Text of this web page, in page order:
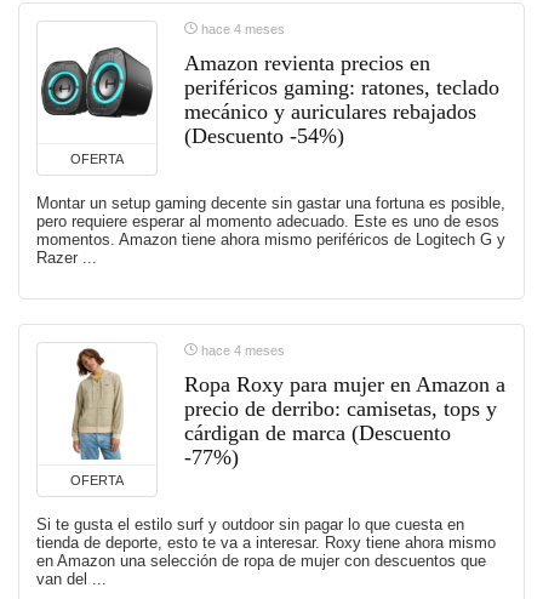
OFERTA
hace 4 meses
Amazon revienta precios en
periféricos gaming: ratones, teclado
mecánico y auriculares rebajados
(Descuento -54%)
Montar un setup gaming decente sin gastar una fortuna es posible,
pero requiere esperar al momento adecuado. Este es uno de esos
momentos. Amazon tiene ahora mismo periféricos de Logitech G y
Razer ...
OFERTA
hace 4 meses
Ropa Roxy para mujer en Amazon a
precio de derribo: camisetas, tops y
cárdigan de marca (Descuento
-77%)
Si te gusta el estilo surf y outdoor sin pagar lo que cuesta en
tienda de deporte, esto te va a interesar. Roxy tiene ahora mismo
en Amazon una selección de ropa de mujer con descuentos que
van del ...